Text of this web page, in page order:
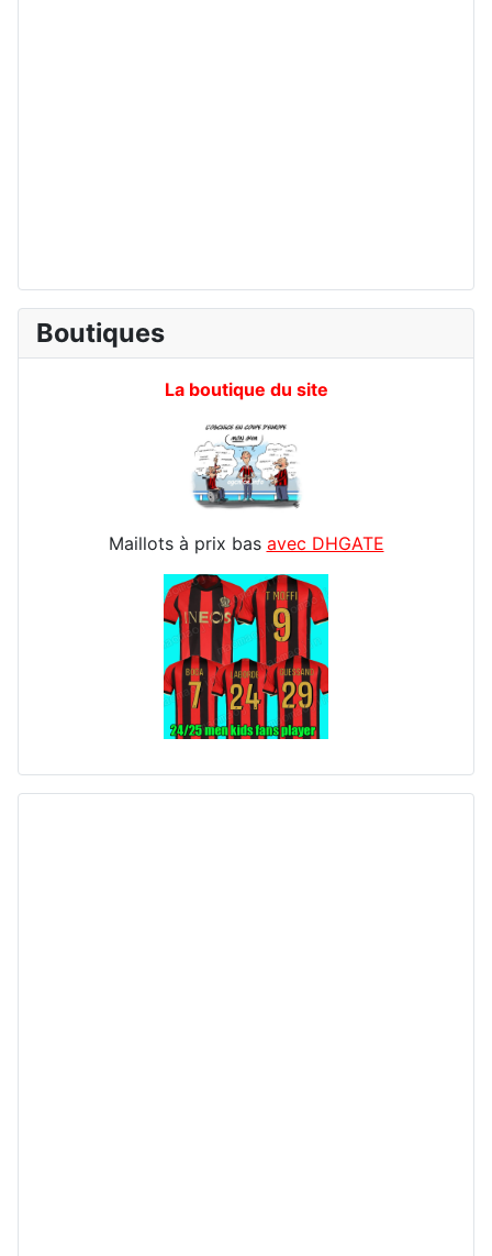
Boutiques
La boutique du site
Maillots à prix bas avec DHGATE